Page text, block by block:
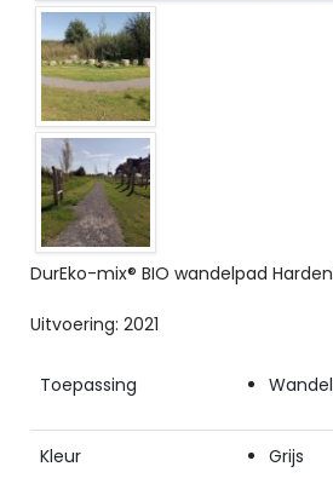
DurEko-mix® BIO wandelpad
Uitvoering: 2021
Toepassing
Kleur Grijs